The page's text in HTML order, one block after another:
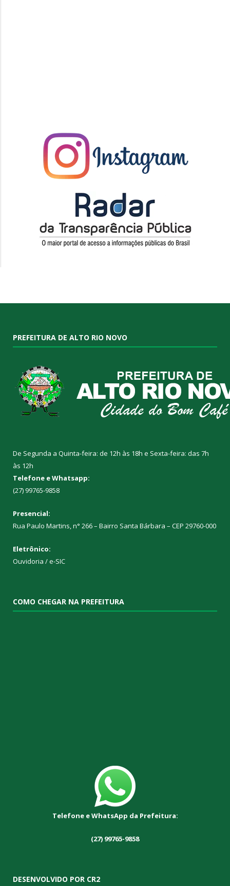
PREFEITURA DE ALTO RIO NOVO
De Segunda a Quinta-feira: de 12h às 18h e Sexta-feira: das 7h
às 12h
Telefone e Whatsapp:
(27) 99765-9858
Presencial:
Rua Paulo Martins, n° 266 – Bairro Santa Bárbara – CEP 29760-000
Eletrônico:
Ouvidoria /e-SIC
COMO CHEGAR NA PREFEITURA
Telefone e WhatsApp da Prefeitura:
(27) 99765-9858
DESENVOLVIDO POR CR2